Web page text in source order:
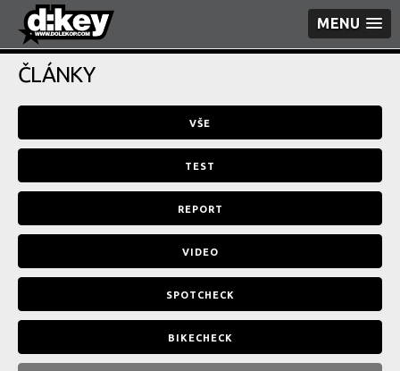
MENU
ČLÁNKY
VŠE
TEST
REPORT
VIDEO
SPOTCHECK
BIKECHECK